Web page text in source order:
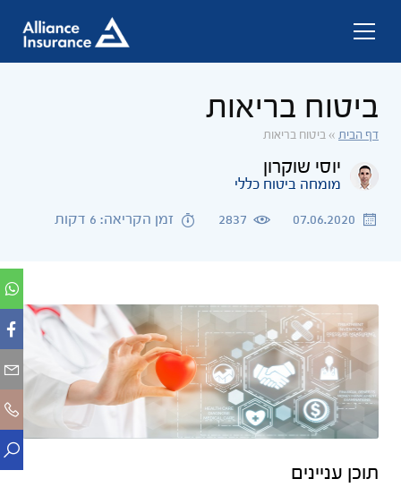
ביטוח בריאות
דף הבית » ביטוח בריאות
יוסי שוקרון
מומחה ביטוח כללי
07.06.2020
2837 זמן הקריאה: 6 דקות
תוכן עניינים